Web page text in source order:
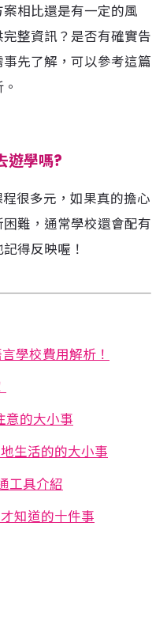
相比還是有一定的風
整資訊？是否有確實告
先了解，可以參考這篇
遊學嗎?
很多元，如果真的擔心
難，通常學校還會配有
得反映喔！
學校費用解析！
意的大小事
生活的的大小事
工具介紹
知道的十件事